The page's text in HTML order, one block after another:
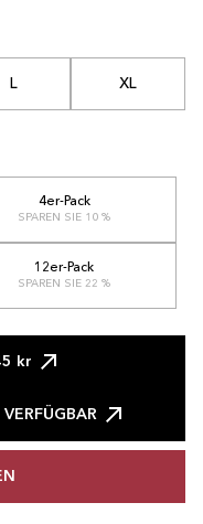
L XL
4er-Pack
SPAREN SIE 10 %
12er-Pack
SPAREN SIE 22 %
kr